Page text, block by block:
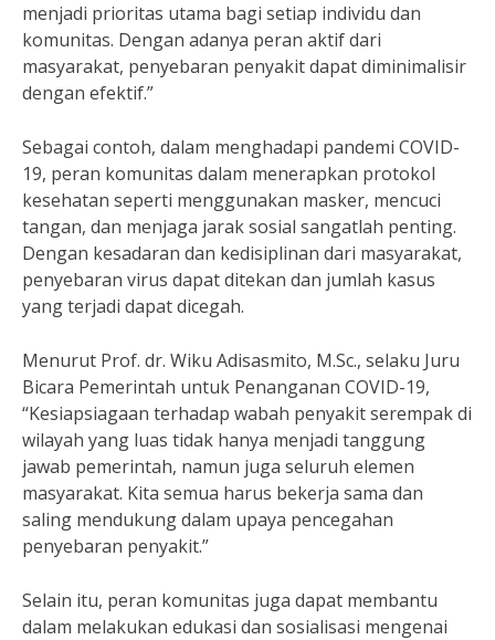
menjadi prioritas utama bagi setiap individu dan
komunitas. Dengan adanya peran aktif dari
masyarakat, penyebaran penyakit dapat diminimalisir
dengan efektif.”
Sebagai contoh, dalam menghadapi pandemi COVID-
19, peran komunitas dalam menerapkan protokol
kesehatan seperti menggunakan masker, mencuci
tangan, dan menjaga jarak sosial sangatlah penting.
Dengan kesadaran dan kedisiplinan dari masyarakat,
penyebaran virus dapat ditekan dan jumlah kasus
yang terjadi dapat dicegah.
Menurut Prof. dr. Wiku Adisasmito, M.Sc., selaku Juru
Bicara Pemerintah untuk Penanganan COVID-19,
“Kesiapsiagaan terhadap wabah penyakit serempak di
wilayah yang luas tidak hanya menjadi tanggung
jawab pemerintah, namun juga seluruh elemen
masyarakat. Kita semua harus bekerja sama dan
saling mendukung dalam upaya pencegahan
penyebaran penyakit.”
Selain itu, peran komunitas juga dapat membantu
dalam melakukan edukasi dan sosialisasi mengenai